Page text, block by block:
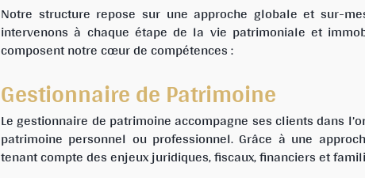
Notre structure repose sur une approche globale et sur-
intervenons à chaque étape de la vie patrimoniale et
composent notre cœur de compétences :
Gestionnaire de Patrimoine
Le gestionnaire de patrimoine accompagne ses clients dans
patrimoine personnel ou professionnel. Grâce à une
tenant compte des enjeux juridiques, fiscaux, financiers et